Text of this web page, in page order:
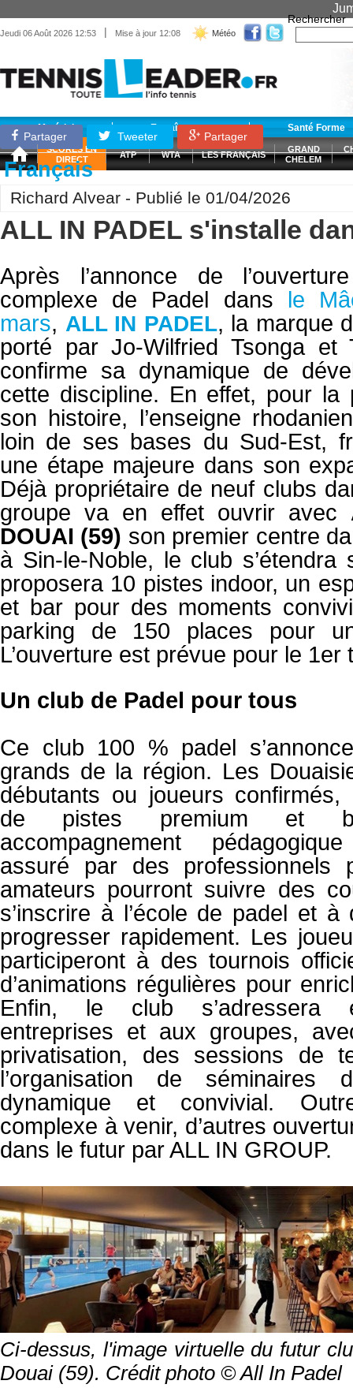
Jeudi 06 Août 2026 12:53 | Mise à jour 12:08 Météo
Rechercher
Matériel Entraînement Santé Forme
SCORES EN
DIRECT
ATP WTA LES FRANÇAIS
GRAND
CHELEM
Partager Tweeter Partager
Français
Richard Alvear - Publié le 01/04/2026
ALL IN PADEL s'installe
Après l’annonce de
complexe de Padel dans le
mars, ALL IN PADEL, la marque
porté par Jo-Wilfried Tsonga et
confirme sa dynamique de
cette discipline. En effet, pour la
son histoire, l’enseigne
loin de ses bases du Sud-Est,
une étape majeure dans son
Déjà propriétaire de neuf clubs
groupe va en effet ouvrir avec
DOUAI (59) son premier centre
à Sin-le-Noble, le club
proposera 10 pistes indoor, un
et bar pour des moments
parking de 150 places pour
L’ouverture est prévue pour le 1er
Un club de Padel pour tous
Ce club 100 % padel
grands de la région. Les
débutants ou joueurs confirmés,
de pistes premium et
accompagnement
assuré par des professionnels
amateurs pourront suivre des
s’inscrire à l’école de padel et
progresser rapidement. Les
participeront à des tournois
d’animations régulières pour
Enfin, le club s’adressera
entreprises et aux groupes,
privatisation, des sessions de
l’organisation de séminaires
dynamique et convivial.
complexe à venir, d’autres
dans le futur par ALL IN GROUP.
Ci-dessus, l'image virtuelle du futur
Douai (59). Crédit photo © All In Padel